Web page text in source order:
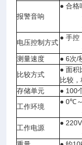
报警音响
● 合格
●
●
电压控制方式
● 手控
●
测量速度
● 6次/
比较方式
● 面积
比较
存储单元
● 100
工作环境
● 0℃
●
工作电源
●
●